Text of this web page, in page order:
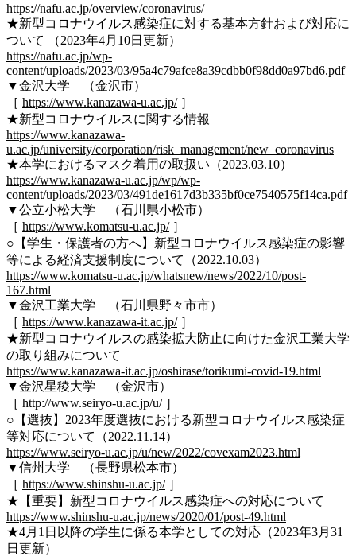
https://nafu.ac.jp/overview/coronavirus/
★新型コロナウイルス感染症に対する基本方針および対応に
ついて （2023年4月10日更新）
https://nafu.ac.jp/wp-
content/uploads/2023/03/95a4c79afce8a39cdbb0f98dd0a97bd6.pdf
▼金沢大学 （金沢市）
［ https://www.kanazawa-u.ac.jp/］
★新型コロナウイルスに関する情報
https://www.kanazawa-
u.ac.jp/university/corporation/risk_management/new_coronavirus
★本学におけるマスク着用の取扱い（2023.03.10）
https://www.kanazawa-u.ac.jp/wp/wp-
content/uploads/2023/03/491de1617d3b335bf0ce7540575f14ca.pdf
▼公立小松大学 （石川県小松市）
［ https://www.komatsu-u.ac.jp/］
○【学生・保護者の方へ】新型コロナウイルス感染症の影響
等による経済支援制度について（2022.10.03）
https://www.komatsu-u.ac.jp/whatsnew/news/2022/10/post-
167.html
▼金沢工業大学 （石川県野々市市）
［ https://www.kanazawa-it.ac.jp/］
★新型コロナウイルスの感染拡大防止に向けた金沢工業大学
の取り組みについて
https://www.kanazawa-it.ac.jp/oshirase/torikumi-covid-19.html
▼金沢星稜大学 （金沢市）
［ http://www.seiryo-u.ac.jp/u/ ］
○【選抜】2023年度選抜における新型コロナウイルス感染症
等対応について（2022.11.14）
https://www.seiryo-u.ac.jp/u/new/2022/covexam2023.html
▼信州大学 （長野県松本市）
［ https://www.shinshu-u.ac.jp/］
★【重要】新型コロナウイルス感染症への対応について
https://www.shinshu-u.ac.jp/news/2020/01/post-49.html
★4月1日以降の学生に係る本学としての対応（2023年3月31
日更新）